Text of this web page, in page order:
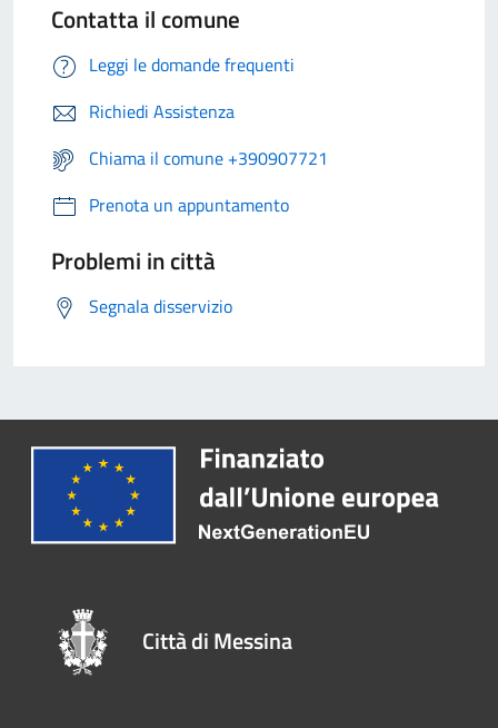
Contatta il comune
Leggi le domande frequenti
Richiedi Assistenza
Chiama il comune +390907721
Prenota un appuntamento
Problemi in città
Segnala disservizio
Città di Messina